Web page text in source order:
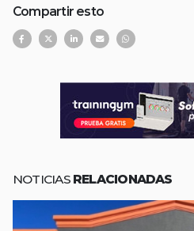
Compartir esto
NOTICIAS RELACIONADAS